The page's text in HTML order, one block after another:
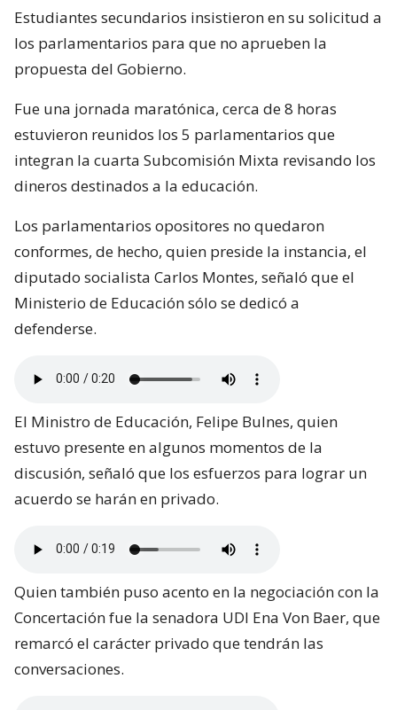
Estudiantes secundarios insistieron en su solicitud a
los parlamentarios para que no aprueben la
propuesta del Gobierno.
Fue una jornada maratónica, cerca de 8 horas
estuvieron reunidos los 5 parlamentarios que
integran la cuarta Subcomisión Mixta revisando los
dineros destinados a la educación.
Los parlamentarios opositores no quedaron
conformes, de hecho, quien preside la instancia, el
diputado socialista Carlos Montes, señaló que el
Ministerio de Educación sólo se dedicó a
defenderse.
El Ministro de Educación, Felipe Bulnes, quien
estuvo presente en algunos momentos de la
discusión, señaló que los esfuerzos para lograr un
acuerdo se harán en privado.
Quien también puso acento en la negociación con la
Concertación fue la senadora UDI Ena Von Baer, que
remarcó el carácter privado que tendrán las
conversaciones.